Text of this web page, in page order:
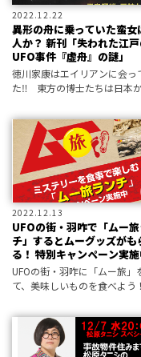
2022.12.22
異形の舟に乗っていた蛮女
人か？ 新刊「失われた江
UFO事件『虚舟』の謎」
徳川家康はエイリアンに会っ
た‼ 東方の博士たちは日本
櫃」の呪詛‼
2022.12.13
UFOの街・羽咋で「ムー
チ」するとムーグッズがも
る！ 特別キャンペーン実
（2023年2月末まで）
UFOの街・羽咋に「ムー旅」
て、美味しいものを食べよ
ンを実施中！